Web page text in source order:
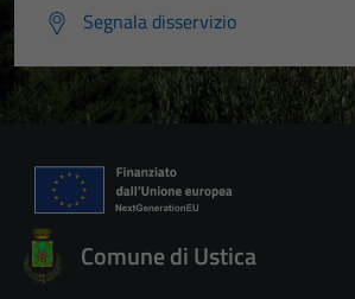
Segnala disservizio
Comune di Ustica